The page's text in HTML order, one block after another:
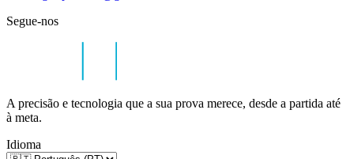
Segue-nos
A precisão e tecnologia que a sua prova merece, desde a partida até
à meta.
Idioma